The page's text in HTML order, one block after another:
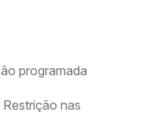
programada
nas